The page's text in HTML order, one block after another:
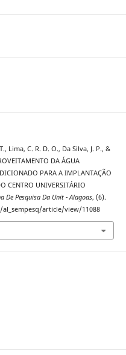
Lima, C. R. D. O., Da Silva, J. P., &
DA ÁGUA
PARA A IMPLANTAÇÃO
CENTRO UNIVERSITÁRIO
De Pesquisa Da Unit - Alagoas, (6).
article/view/11088